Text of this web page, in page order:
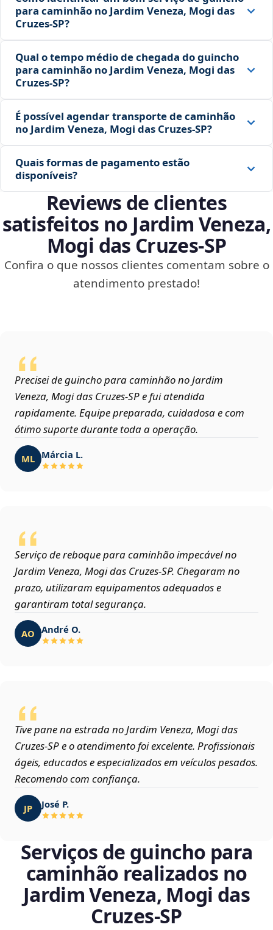
para caminhão no Jardim Veneza, Mogi das
Cruzes‑SP?
Qual o tempo médio de chegada do guincho
para caminhão no Jardim Veneza, Mogi das
Cruzes‑SP?
É possível agendar transporte de caminhão
no Jardim Veneza, Mogi das Cruzes‑SP?
Quais formas de pagamento estão
disponíveis?
Reviews de clientes
satisfeitos no Jardim Veneza,
Mogi das Cruzes‑SP
Confira o que nossos clientes comentam sobre o
atendimento prestado!
Precisei de guincho para caminhão no Jardim
Veneza, Mogi das Cruzes‑SP e fui atendida
rapidamente. Equipe preparada, cuidadosa e com
ótimo suporte durante toda a operação.
ML Márcia L.
Serviço de reboque para caminhão impecável no
Jardim Veneza, Mogi das Cruzes‑SP. Chegaram no
prazo, utilizaram equipamentos adequados e
garantiram total segurança.
AO André O.
Tive pane na estrada no Jardim Veneza, Mogi das
Cruzes‑SP e o atendimento foi excelente. Profissionais
ágeis, educados e especializados em veículos pesados.
Recomendo com confiança.
JP José P.
Serviços de guincho para
caminhão realizados no
Jardim Veneza, Mogi das
Cruzes‑SP